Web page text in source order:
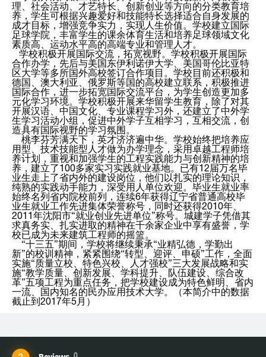
理、社会活动、才艺特长、创新创业等方向的分类教育培
养，学生可根据兴趣爱好和技能特长选择适合自身发展的
成才目标，增强竞争实力，实现人生价值。学校建立国际
足球学院，丰富学生的课余体育生活和培养足球领域文化
素质高、运动水平高的高端专业和管理人才。
学校积极开展国际交流，拓宽视野。学校积极开展国际
合作办学，先后与美国东伊利诺伊大学、美国哥伦比亚特
区大学等多所国外高校签订合作项目。学校目前还积极和
德国、澳大利亚、俄罗斯等国的高校建立联系，积极推进
国际合作，进一步拓宽国际交流平台，为学生创造更加多
元化学习环境。学校积极开展来华留学生教育，除了对其
开展汉语、中国文化、专业课程学习外，还建立了中外学
生学习活动小组，促进中外学子互相学习，互相交流，创
造具有国际视野的学习氛围。
桃李芬芳满天下，英才济济遍中华。学校始终把培养应
用型、技术技能型人才做为办学理念，采用卓越工程师培
养计划，重视和加强学生的工程实践能力与创新精神的培
养，建立了100多家实习实践就业基地。已有12届万名毕
业生走上了省内外的建设岗位，他们以扎实的理论知识，
纯熟的实践动手能力，深受用人单位欢迎。毕业生就业率
始终名列省内院校前列，连续6年获得辽宁省普通高校毕
业生就业工作先进集体荣誉称号，同时还获得2010年、
2011年沈阳市“就业创业先进单位”称号。城建学子凭借其
求真务实、扎实进取的精神在千余家企业中享有盛誉，学
校已成为未来建筑工程师的摇篮。
“十三五”期间，学校将继续秉承“业精弘德，学勤出
新”的校训精神，紧紧围绕“转型、迎评、申硕”工作，全面
实施“质量立校、特色兴校、人才强校”三大发展战略和实
施“教学质量、创新发展、学科提升、队伍建设、综合改
革”五项工程为重点任务，把学校建设成为特色鲜明、省内
一流、国内知名的民办应用技术大学。（本简介中的数据
截止到2017年5月）